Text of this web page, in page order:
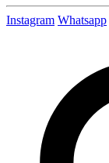
Instagram Whatsapp